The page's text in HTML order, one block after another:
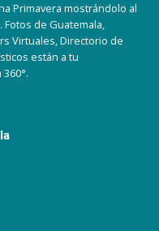
Primavera mostrándolo al
de Guatemala,
Virtuales, Directorio de
están a tu